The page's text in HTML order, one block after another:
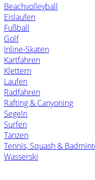
Beachvolleyball
Eislaufen
Fußball
Golf
Inline-Skaten
Kartfahren
Klettern
Laufen
Radfahren
Rafting & Canyoning
Segeln
Surfen
Tanzen
Tennis, Squash &
Wasserski